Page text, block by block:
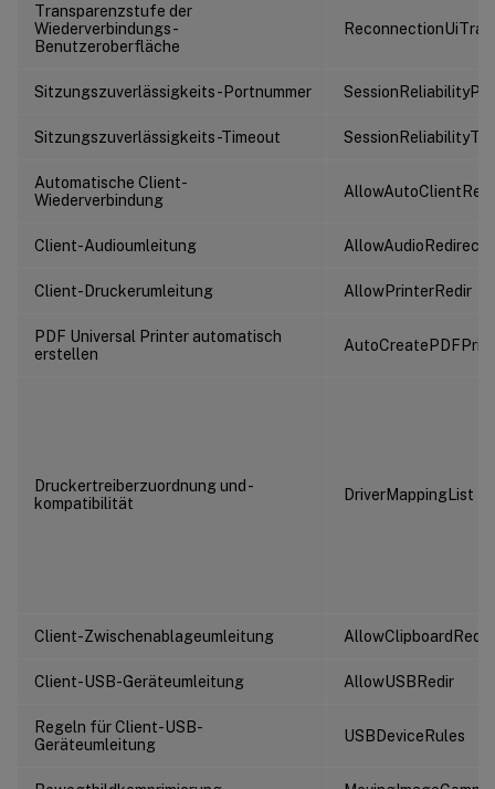
Transparenzstufe der
Wiederverbindungs-
Benutzeroberfläche
Sitzungszuverlässigkeits-Portnummer
Sitzungszuverlässigkeits-Timeout
Automatische Client-
Wiederverbindung
Client-Audioumleitung
Client-Druckerumleitung AllowPrinterRedir
PDF Universal Printer automatisch
erstellen
Druckertreiberzuordnung und -
kompatibilität
DriverMappingList
Client-Zwischenablageumleitung AllowClipboardRedir
Client-USB-Geräteumleitung AllowUSBRedir
Regeln für Client-USB-
Geräteumleitung
USBDeviceRules